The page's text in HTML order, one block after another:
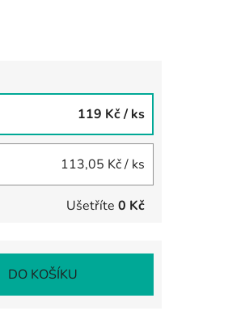
119 Kč/ ks
113,05 Kč/ ks
Ušetříte 0 Kč
DO KOŠÍKU